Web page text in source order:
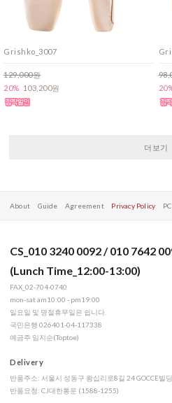
Grishko_3007
129,000원
20% 103,200원
더보기
About Guide Agreement Privacy Policy
CS_010 3240 0092 / 010 7642
(Lunch Time_12:00-13:00)
FAX_02-704-0740
mon-sat am10:00 - pm19:00
일요일 및 명절휴무일은 쉽니다.
국민은행 026401-04-117338
예금주 임지순(Toptoe)
Delivery
반품주소: 서울시 성동구 왕십리로8길 24 GOCCE빌
반품요청: CJ대한통운 (1588-1255)